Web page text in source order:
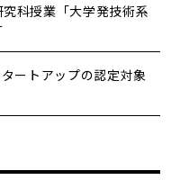
科授業「大学発技術系
ートアップの認定対象